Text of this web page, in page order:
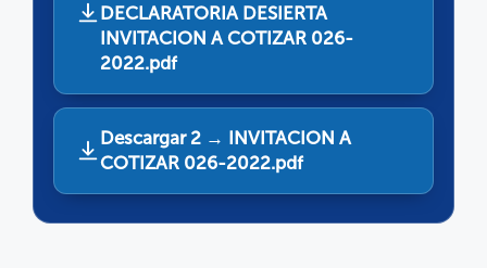
DECLARATORIA DESIERTA
INVITACION A COTIZAR 026-
2022.pdf
Descargar 2 → INVITACION A
COTIZAR 026-2022.pdf